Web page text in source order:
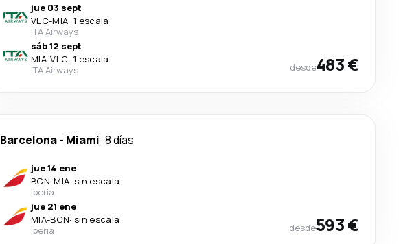
jue 03 sept
VLC-MIA· 1 escala
ITA Airways
sáb 12 sept
MIA-VLC· 1 escala
ITA Airways
desde483 €
Barcelona- Miami 8 días
jue 14 ene
BCN-MIA· sin escala
Iberia
jue 21 ene
MIA-BCN· sin escala
Iberia
desde593 €